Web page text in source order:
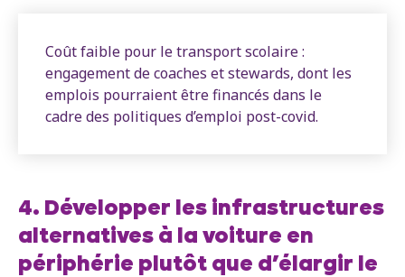
Coût faible pour le transport scolaire :
engagement de coaches et stewards, dont les
emplois pourraient être financés dans le
cadre des politiques d’emploi post-covid.
4. Développer les infrastructures
alternatives à la voiture en
périphérie plutôt que d’élargir le